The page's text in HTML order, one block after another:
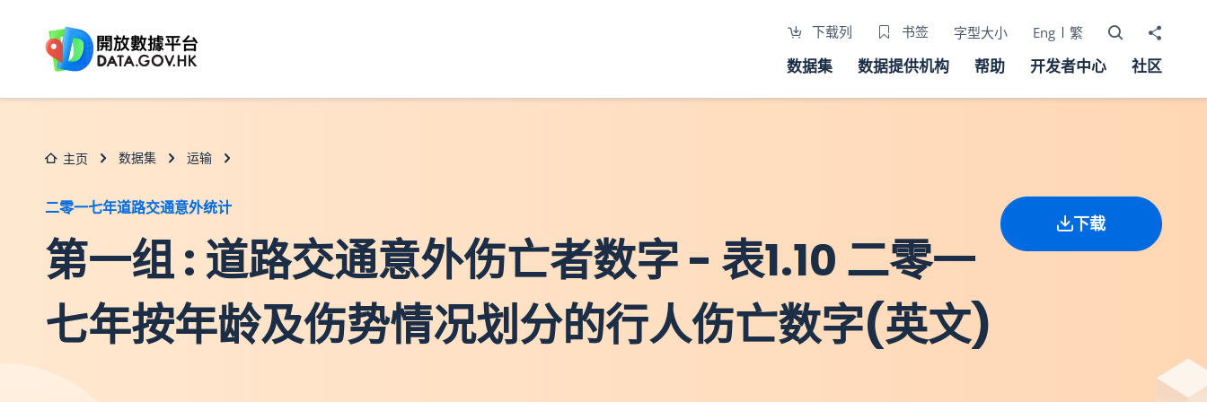
下载列 书签 字型大小 Eng 繁 打开搜寻器
分享至
数据集 数据提供机构 帮助 开发者中心 社区
主页 数据集 运输
二零一七年道路交通意外统计
第一组 : 道路交通意外伤亡者数字 - 表1.10 二零一
七年按年龄及伤势情况划分的行人伤亡数字(英文)
下载